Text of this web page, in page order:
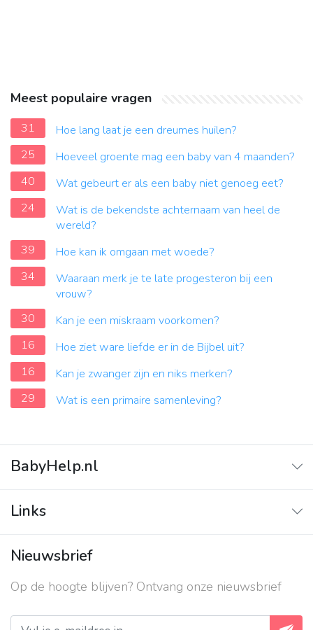
Meest populaire vragen
31
Hoe lang laat je een dreumes huilen?
25
Hoeveel groente mag een baby van 4 maanden?
40
Wat gebeurt er als een baby niet genoeg eet?
24
Wat is de bekendste achternaam van heel de
wereld?
39
Hoe kan ik omgaan met woede?
34
Waaraan merk je te late progesteron bij een
vrouw?
30
Kan je een miskraam voorkomen?
16
Hoe ziet ware liefde er in de Bijbel uit?
16
Kan je zwanger zijn en niks merken?
29
Wat is een primaire samenleving?
BabyHelp.nl
Vraag & Antwoord
Links
Contact
Over ons
Privacy beleid
Nieuwsbrief
Op de hoogte blijven? Ontvang onze nieuwsbrief